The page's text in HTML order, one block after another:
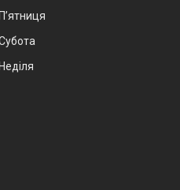
Пʼятниця
Неділя